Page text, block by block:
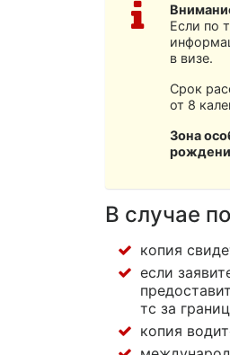
Если по
в визе.
Срок
от 8
Зона
В случае
копия
если
тс за
копия